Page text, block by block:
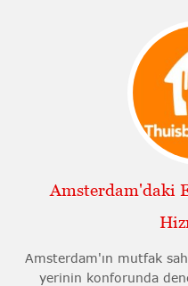
Amsterdam'daki
Amsterdam'ın mutfak
yerinin konforunda